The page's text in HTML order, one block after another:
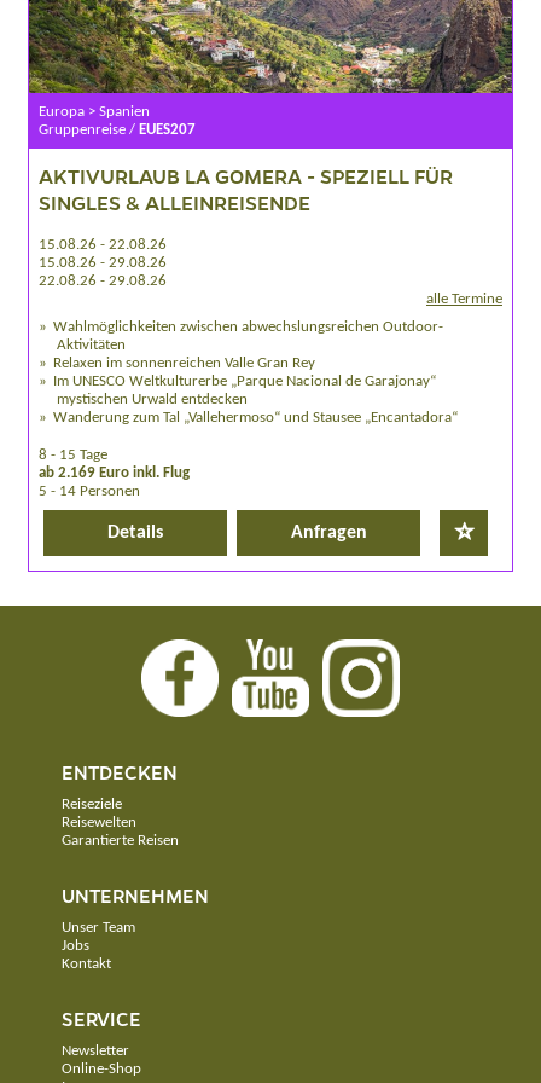
Europa > Spanien
Gruppenreise / EUES207
AKTIVURLAUB LA GOMERA - SPEZIELL FÜR
SINGLES & ALLEINREISENDE
15.08.26 - 22.08.26
15.08.26 - 29.08.26
22.08.26 - 29.08.26
alle Termine
Wahlmöglichkeiten zwischen abwechslungsreichen Outdoor-
Aktivitäten
Relaxen im sonnenreichen Valle Gran Rey
Im UNESCO Weltkulturerbe „Parque Nacional de Garajonay“
mystischen Urwald entdecken
Wanderung zum Tal „Vallehermoso“ und Stausee „Encantadora“
8 - 15 Tage
ab 2.169 Euro inkl. Flug
5 - 14 Personen
Details Anfragen
ENTDECKEN
Reiseziele
Reisewelten
Garantierte Reisen
UNTERNEHMEN
Unser Team
Jobs
Kontakt
SERVICE
Newsletter
Online-Shop